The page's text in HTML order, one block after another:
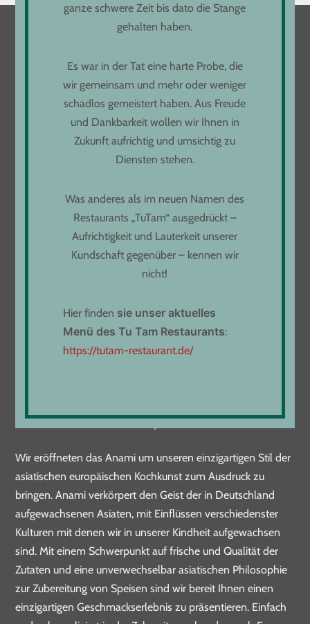
POSTS
NAVIGATION
ZURÜCK WEITER
Freihofstraße 9
73033 Göppingen
ÖFFNUNGSZEITEN
Montag bis Donnerstag
von 11:00 bis 22:00
Freitag von 11:30 bis 23:00
Samstag - Sonntag 11:30 bis 22:30
Tel. 07161 61 96 628
✻
Wir eröffneten das Anami um unseren einzigartigen Stil der
asiatischen europäischen Kochkunst zum Ausdruck zu
bringen. Anami verkörpert den Geist der in Deutschland
aufgewachsenen Asiaten, mit Einflüssen verschiedenster
Kulturen mit denen wir in unserer Kindheit aufgewachsen
sind. Mit einem Schwerpunkt auf frische und Qualität der
Zutaten und eine unverwechselbar asiatischen Philosophie
zur Zubereitung von Speisen sind wir bereit Ihnen einen
einzigartigen Geschmackserlebnis zu präsentieren. Einfach
ganze schwere Zeit bis dato die Stange
gehalten haben.
Es war in der Tat eine harte Probe, die
wir gemeinsam und mehr oder weniger
schadlos gemeistert haben. Aus Freude
und Dankbarkeit wollen wir Ihnen in
Zukunft aufrichtig und umsichtig zu
Diensten stehen.
Was anderes als im neuen Namen des
Restaurants „TuTam“ ausgedrückt –
Aufrichtigkeit und Lauterkeit unserer
Kundschaft gegenüber – kennen wir
nicht!
Hier finden sie unser aktuelles
Menü des Tu Tam Restaurants:
https://tutam-restaurant.de/